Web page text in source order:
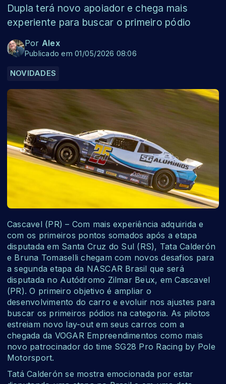
Dupla terá novo apoiador e chega mais
experiente para buscar o primeiro pódio
Por Alex
Publicado em 01/05/2026 08:06
NOVIDADES
Cascavel (PR) – Com mais experiência adquirida e
com os primeiros pontos somados após a etapa
disputada em Santa Cruz do Sul (RS), Tata Calderón
e Bruna Tomaselli chegam com novos desafios para
a segunda etapa da NASCAR Brasil que será
disputada no Autódromo Zilmar Beux, em Cascavel
(PR). O primeiro objetivo é ampliar o
desenvolvimento do carro e evoluir nos ajustes para
buscar os primeiros pódios na categoria. As pilotos
estreiam novo lay-out em seus carros com a
chegada da VOGAR Empreendimentos como mais
novo patrocinador do time SG28 Pro Racing by Pole
Motorsport.
Tatá Calderón se mostra emocionada por estar